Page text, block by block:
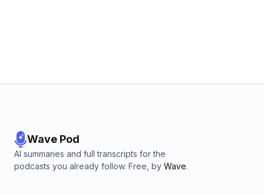
Wave Pod
AI summaries and full transcripts for the
podcasts you already follow. Free, by Wave.